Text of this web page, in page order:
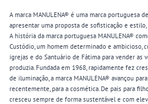
A marca MANULENA® é uma marca portuguesa
apresentar uma proposta de sofisticação e
A história da marca portuguesa MANULENA®
Custódio, um homem determinado e ambicioso,
igrejas e do Santuário de Fátima para vender as
produzia. Fundada em 1968, rapidamente fez
de iluminação, a marca MANULENA® avançou
recentemente, para a cosmética. De pais para
cresceu sempre de forma sustentável e com